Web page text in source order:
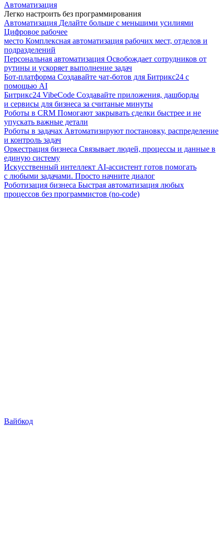
Автоматизация
Легко настроить без программирования
Автоматизация Делайте больше с меньшими усилиями
Цифровое рабочее
место Комплексная автоматизация рабочих мест, отделов и
подразделений
Персональная автоматизация Освобождает сотрудников от
рутины и ускоряет выполнение задач
Бот-платформа Создавайте чат-ботов для Битрикс24 с
помощью AI
Битрикс24 VibeCode Создавайте приложения, дашборды
и сервисы для бизнеса за считаные минуты
Роботы в CRM Помогают закрывать сделки быстрее и не
упускать важные детали
Роботы в задачах Автоматизируют постановку, распределение
и контроль задач
Оркестрация бизнеса Связывает людей, процессы и данные в
единую систему
Искусственный интеллект AI-ассистент готов помогать
с любыми задачами. Просто начните диалог
Роботизация бизнеса Быстрая автоматизация любых
процессов без программистов (no-code)
Вайбкод